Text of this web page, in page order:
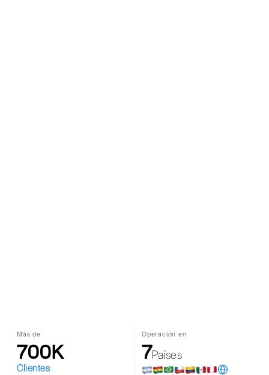
Más de
700K
Clientes
Operación en
7Países